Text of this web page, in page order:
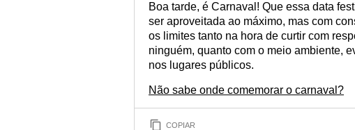
Boa tarde, é Carnaval! Que essa data
ser aproveitada ao máximo, mas com
os limites tanto na hora de curtir com
ninguém, quanto com o meio ambiente,
nos lugares públicos.
Não sabe onde comemorar o carnaval?
COPIAR